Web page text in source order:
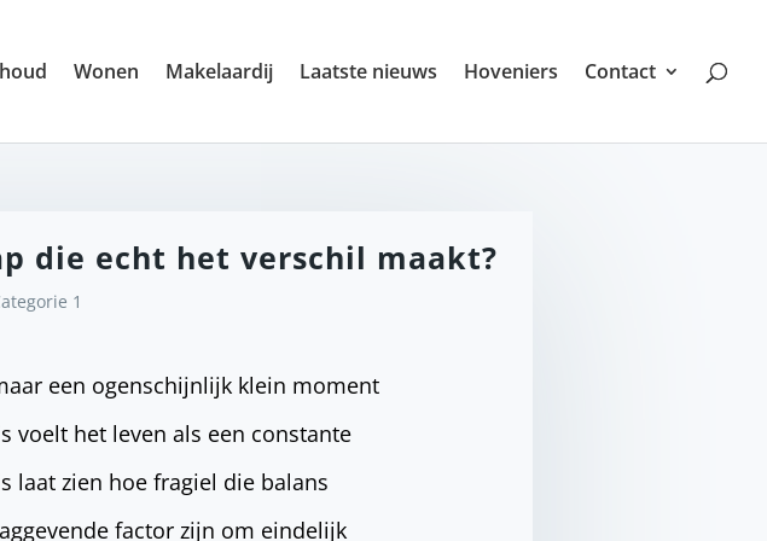
Wonen Makelaardij Laatste nieuws Hoveniers Contact
die echt het verschil maakt?
1
een ogenschijnlijk klein moment
voelt het leven als een constante
laat zien hoe fragiel die balans
factor zijn om eindelijk